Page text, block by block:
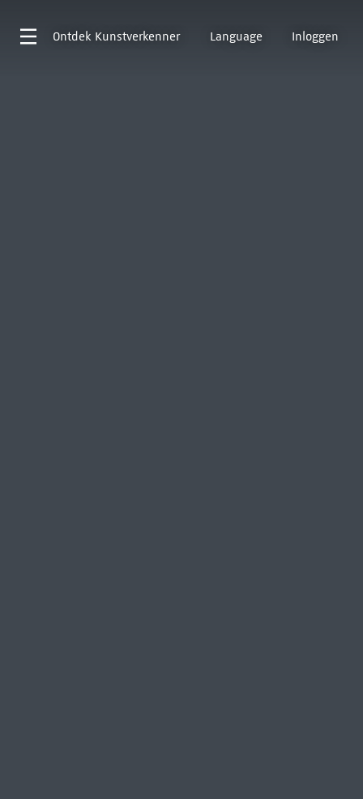
Ontdek Kunstverkenner Language Inloggen